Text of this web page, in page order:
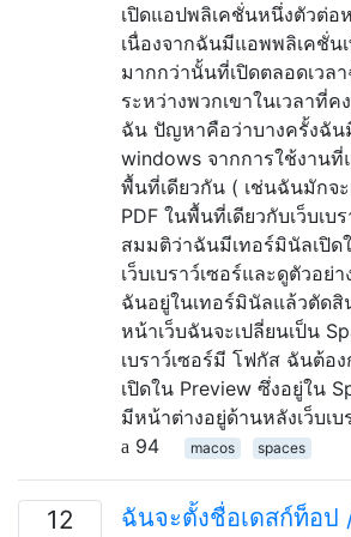
เปิดแอปพลิเคชั่นหนึ่งตัวต่อ
เนื่องจากฉันมีแอพพลิเคชั่น
มากกว่านั้นที่เปิดตลอดเวล
ระหว่างพวกเขาในเวลาที่
ฉัน ปัญหาคือว่าบางครั้งฉัน
windows จากการใช้งานที่
พื้นที่เดียวกัน ( เช่นฉันมักจ
PDF ในพื้นที่เดียวกับเว็บเบ
สมมติว่าฉันมีเทอร์มินัลเปิด
เว็บเบราว์เซอร์และดูตัวอย่
ฉันอยู่ในเทอร์มินัลแล้วตัดสิ
หน้าเว็บฉันจะเปลี่ยนเป็น
เบราว์เซอร์มี โฟกัส ฉันต้อ
เปิดใน Preview ซึ่งอยู่ใน
มีหน้าต่างอยู่ด้านหลังเว็บเบ
94
macos spaces
12
ฉันจะตั้งชื่อเดสก์ท็อป